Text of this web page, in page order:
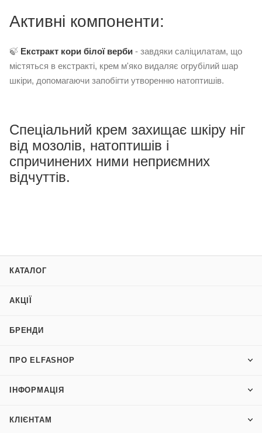
Активні компоненти:
🍃 Екстракт кори білої верби - завдяки саліцилатам, що
містяться в екстракті, крем м'яко видаляє огрубілий шар
шкіри, допомагаючи запобігти утворенню натоптишів.
Спеціальний крем захищає шкіру ніг
від мозолів, натоптишів і
спричинених ними неприємних
відчуттів.
КАТАЛОГ
АКЦІЇ
БРЕНДИ
ПРО ELFASHOP
ІНФОРМАЦІЯ
КЛІЄНТАМ